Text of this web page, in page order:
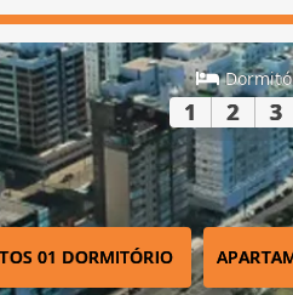
1 2 3
01 DORMITÓRIO